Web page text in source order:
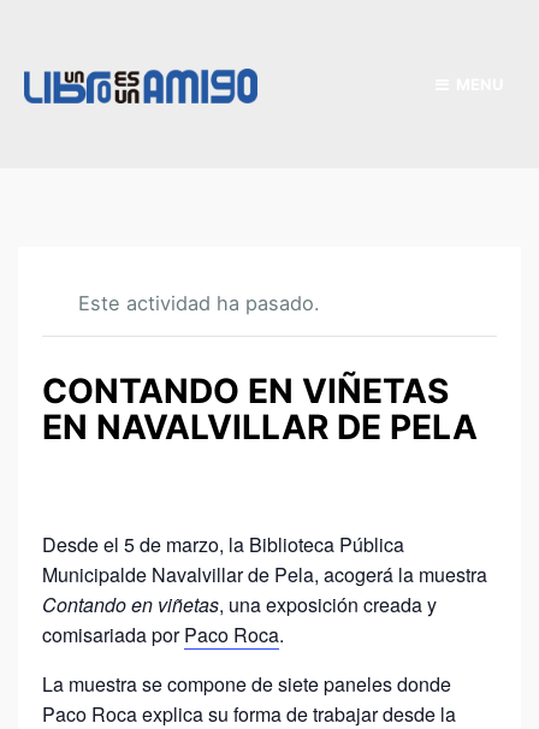
Este actividad ha pasado.
CONTANDO EN VIÑETAS
EN NAVALVILLAR DE PELA
Desde el 5 de marzo, la Biblioteca Pública
Municipalde Navalvillar de Pela, acogerá la muestra
Contando en viñetas, una exposición creada y
comisariada porPaco Roca.
La muestra se compone de siete paneles donde
Paco Roca explica su forma de trabajar desde la